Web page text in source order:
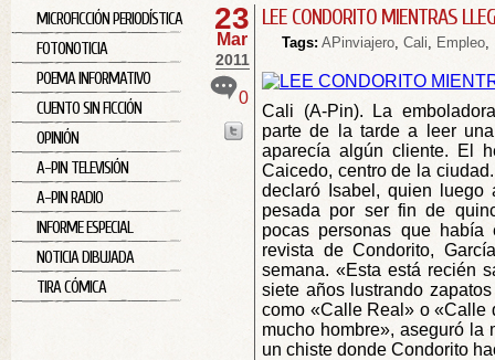
MICROFICCIÓN PERIODÍSTICA
FOTONOTICIA
POEMA INFORMATIVO
CUENTO SIN FICCIÓN
OPINIÓN
A-PIN TELEVISIÓN
A-PIN RADIO
INFORME ESPECIAL
NOTICIA DIBUJADA
TIRA CÓMICA
23
Mar
2011
0
LEE CONDORITO MIENTRAS
Tags: APinviajero, Cali, Empleo,
Cali (A-Pin). La
parte de la tarde a leer
aparecía algún cliente. El
Caicedo, centro de la
declaró Isabel, quien luego
pesada por ser fin de
pocas personas que
revista de Condorito,
semana. «Esta está recién
siete años lustrando
como «Calle Real» o «Calle
mucho hombre», aseguró la
un chiste donde Condorito